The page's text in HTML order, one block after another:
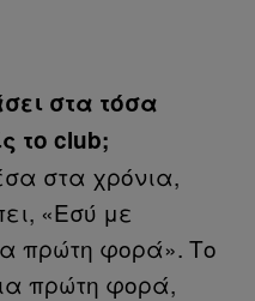
στα τόσα
το club;
στα χρόνια,
«Εσύ με
πρώτη φορά». Το
πρώτη φορά,